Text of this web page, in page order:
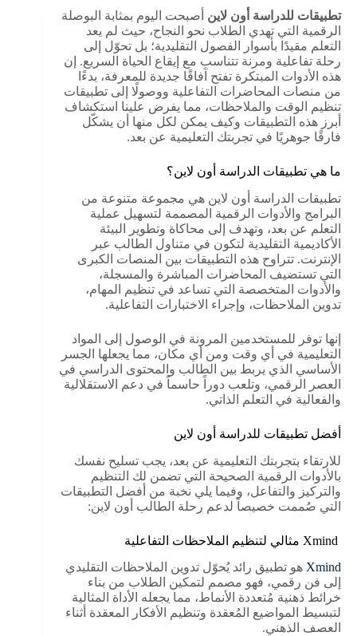
تطبيقات للدراسة أون لاين أصبحت اليوم بمثابة البوصلة
الرقمية التي تهدي الطلاب نحو النجاح، حيث لم يعد
التعلم مقيدًا بأسوار الفصول التقليدية؛ بل تحوّل إلى
رحلة تفاعلية ومرنة تتناسب مع إيقاع الحياة السريع. إن
هذه الأدوات المبتكرة تفتح آفاقًا جديدة للمعرفة، بدءًا
من منصات المحاضرات التفاعلية ووصولًا إلى تطبيقات
تنظيم الوقت والملاحظات، مما يفرض علينا استكشاف
أبرز هذه التطبيقات وكيف يمكن لكل منها أن يشكّل
فارقًا جوهريًا في تجربتك التعليمية عن بعد.
ما هي تطبيقات الدراسة أون لاين؟
تطبيقات الدراسة أون لاين هي مجموعة متنوعة من
البرامج والأدوات الرقمية المصممة لتسهيل عملية
التعلم عن بعد، وتهدف إلى محاكاة وتطوير البيئة
الأكاديمية التقليدية لتكون في متناول الطالب عبر
الإنترنت. تتراوح هذه التطبيقات بين المنصات الكبرى
التي تستضيف المحاضرات المباشرة والمسجلة،
والأدوات المتخصصة التي تساعد في تنظيم المهام،
تدوين الملاحظات، وإجراء الاختبارات التفاعلية.
إنها توفر للمستخدمين المرونة في الوصول إلى المواد
التعليمية في أي وقت ومن أي مكان، مما يجعلها الجسر
الأساسي الذي يربط بين الطالب والمحتوى الدراسي في
العصر الرقمي، وتلعب دوراً حاسماً في دعم الاستقلالية
والفعالية في التعلم الذاتي.
أفضل تطبيقات للدراسة أون لاين
للارتقاء بتجربتك التعليمية عن بعد، يجب تسليح نفسك
بالأدوات الرقمية الصحيحة التي تضمن لك التنظيم
والتركيز والتفاعل، وفيما يلي نخبة من أفضل التطبيقات
التي صُممت خصيصاً لدعم رحلة الطالب أون لاين:
Xmind هو تطبيق رائد يُحوّل تدوين الملاحظات التقليدي
إلى فن رقمي، فهو مصمم لتمكين الطلاب من بناء
خرائط ذهنية مُتعددة الأنماط، مما يجعله الأداة المثالية
لتبسيط المواضيع المُعقدة وتنظيم الأفكار المعقدة أثناء
العصف الذهني.